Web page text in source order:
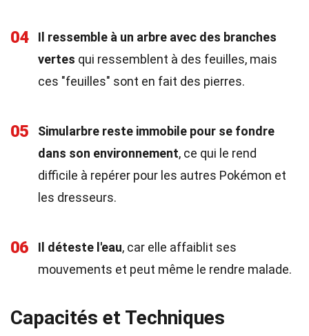
04
Il ressemble à un arbre avec des branches
vertes qui ressemblent à des feuilles, mais
ces "feuilles" sont en fait des pierres.
05
Simularbre reste immobile pour se fondre
dans son environnement, ce qui le rend
difficile à repérer pour les autres Pokémon et
les dresseurs.
06 Il déteste l'eau, car elle affaiblit ses
mouvements et peut même le rendre malade.
Capacités et Techniques